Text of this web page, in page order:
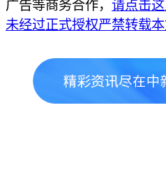
广告等商务合作， 请点击
未经过正式授权严禁转载